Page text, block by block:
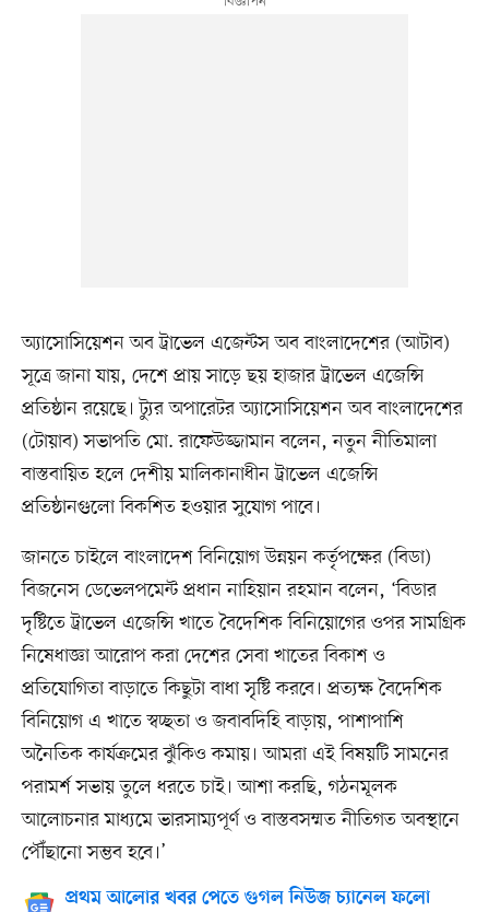
অ্যাসোসিয়েশন অব ট্রাভেল এজেন্টস অব বাংলাদেশের (আটাব)
সূত্রে জানা যায়, দেশে প্রায় সাড়ে ছয় হাজার ট্রাভেল এজেন্সি
প্রতিষ্ঠান রয়েছে। ট্যুর অপারেটর অ্যাসোসিয়েশন অব বাংলাদেশের
(টোয়াব) সভাপতি মো. রাফেউজ্জামান বলেন, নতুন নীতিমালা
বাস্তবায়িত হলে দেশীয় মালিকানাধীন ট্রাভেল এজেন্সি
প্রতিষ্ঠানগুলো বিকশিত হওয়ার সুযোগ পাবে।
জানতে চাইলে বাংলাদেশ বিনিয়োগ উন্নয়ন কর্তৃপক্ষের (বিডা)
বিজনেস ডেভেলপমেন্ট প্রধান নাহিয়ান রহমান বলেন, ‘বিডার
দৃষ্টিতে ট্রাভেল এজেন্সি খাতে বৈদেশিক বিনিয়োগের ওপর সামগ্রিক
নিষেধাজ্ঞা আরোপ করা দেশের সেবা খাতের বিকাশ ও
প্রতিযোগিতা বাড়াতে কিছুটা বাধা সৃষ্টি করবে। প্রত্যক্ষ বৈদেশিক
বিনিয়োগ এ খাতে স্বচ্ছতা ও জবাবদিহি বাড়ায়, পাশাপাশি
অনৈতিক কার্যক্রমের ঝুঁকিও কমায়। আমরা এই বিষয়টি সামনের
পরামর্শ সভায় তুলে ধরতে চাই। আশা করছি, গঠনমূলক
আলোচনার মাধ্যমে ভারসাম্যপূর্ণ ও বাস্তবসম্মত নীতিগত অবস্থানে
পৌঁছানো সম্ভব হবে।’
প্রথম আলোর খবর পেতে গুগল নিউজ চ্যানেল ফলো